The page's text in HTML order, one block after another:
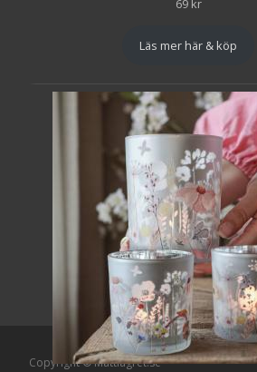
69 kr
Läs mer här & köp
Copyright © Mattlagret.se